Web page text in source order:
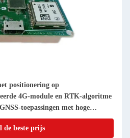
positionering op
4G-module en RTK-algoritme
toepassingen met hoge
de beste prijs